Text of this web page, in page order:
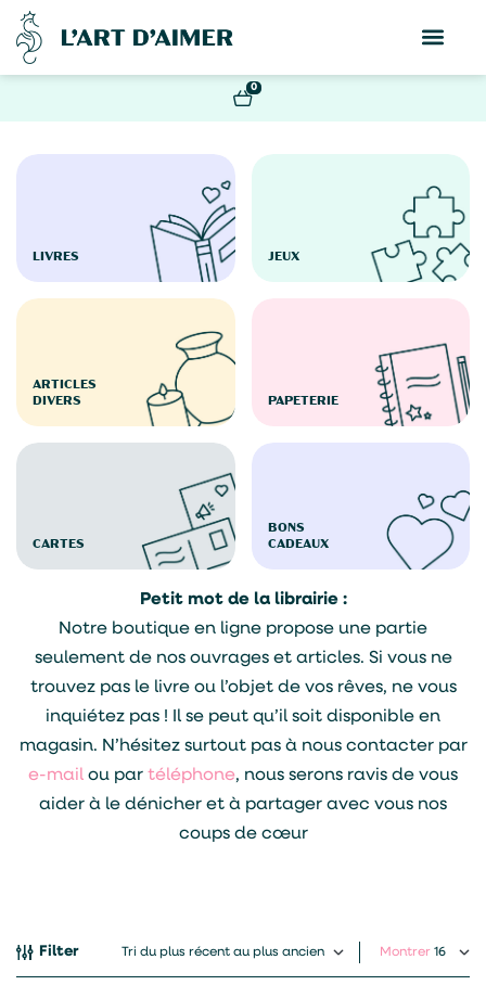
0
LIVRES JEUX
ARTICLES
DIVERS
PAPETERIE
CARTES
BONS
CADEAUX
Petit mot de la librairie :
Notre boutique en ligne propose une partie
seulement de nos ouvrages et articles. Si vous ne
trouvez pas le livre ou l’objet de vos rêves, ne vous
inquiétez pas ! Il se peut qu’il soit disponible en
magasin. N’hésitez surtout pas à nous contacter par
e-mail ou par téléphone, nous serons ravis de vous
aider à le dénicher et à partager avec vous nos
coups de cœur
Filter Montrer